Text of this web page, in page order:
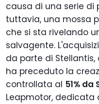
causa di una serie di
tuttavia, una mossa
che si sta rivelando
salvagente.
da parte di
ha preceduto la
controllata al 51%
Leapmotor, dedicata